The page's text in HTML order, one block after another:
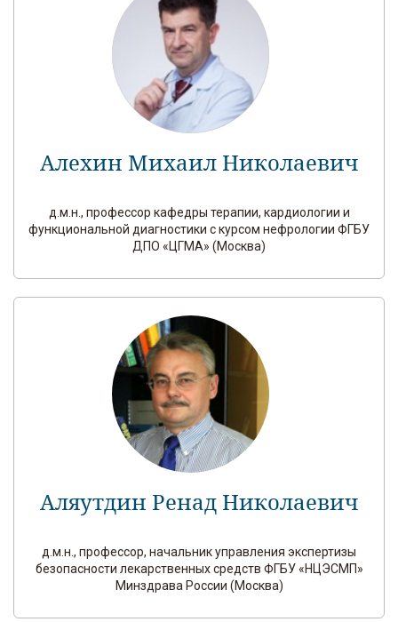
Алехин Михаил Николаевич
д.м.н., профессор кафедры терапии, кардиологии и
функциональной диагностики с курсом нефрологии ФГБУ
ДПО «ЦГМА» (Москва)
Аляутдин Ренад Николаевич
д.м.н., профессор, начальник управления экспертизы
безопасности лекарственных средств ФГБУ «НЦЭСМП»
Минздрава России (Москва)